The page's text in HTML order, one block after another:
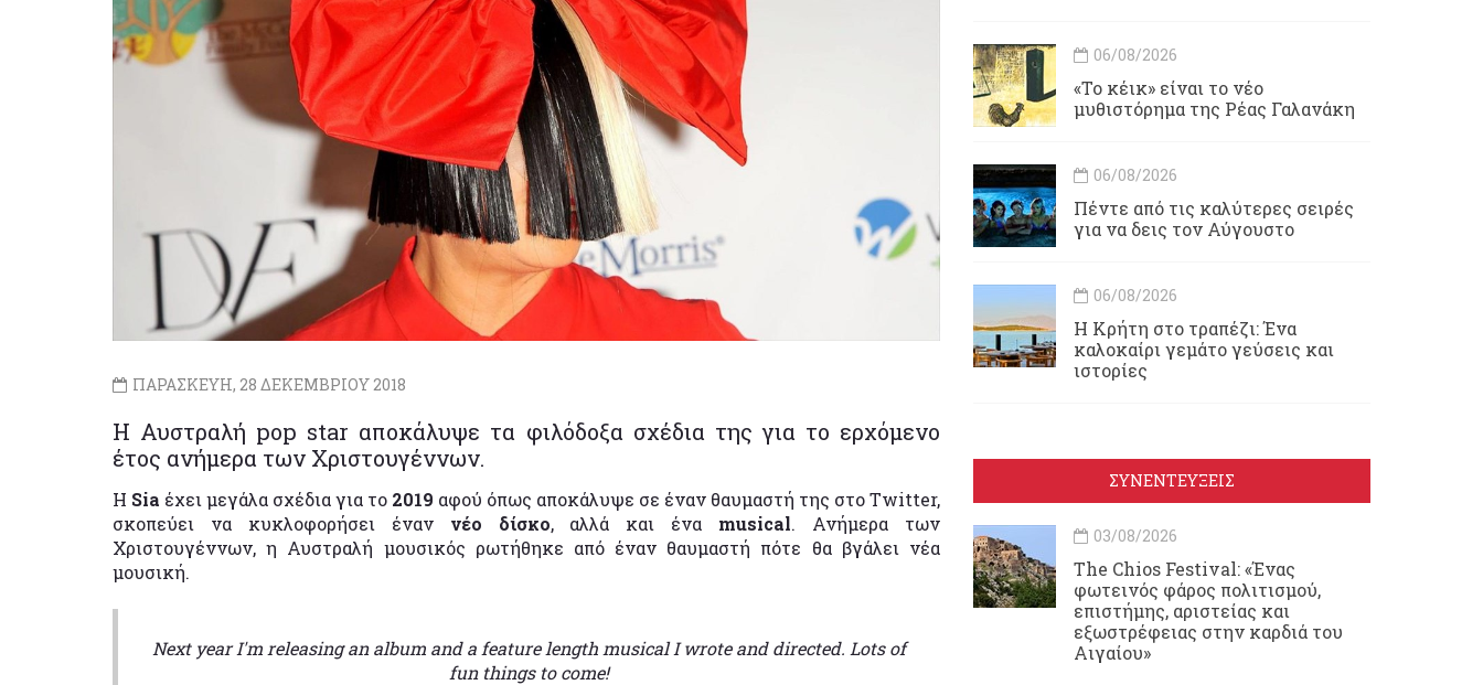
ΠΑΡΑΣΚΕΥΗ, 28 ΔΕΚΕΜΒΡΙΟΥ 2018
Η Αυστραλή pop star αποκάλυψε τα φιλόδοξα σχέδια της για το ερχόμενο
έτος ανήμερα των Χριστουγέννων.
Η Sia έχει μεγάλα σχέδια για το 2019 αφού όπως αποκάλυψε σε έναν θαυμαστή της στο Twitter,
σκοπεύει να κυκλοφορήσει έναν νέο δίσκο, αλλά και ένα musical. Ανήμερα των
Χριστουγέννων, η Αυστραλή μουσικός ρωτήθηκε από έναν θαυμαστή πότε θα βγάλει νέα
μουσική.
Next year I'm releasing an album and a feature length musical I wrote and directed. Lots of
fun things to come!
06/08/2026
«Το κέικ» είναι το νέο
μυθιστόρημα της Ρέας Γαλανάκη
06/08/2026
Πέντε από τις καλύτερες σειρές
για να δεις τον Αύγουστο
06/08/2026
Η Κρήτη στο τραπέζι: Ένα
καλοκαίρι γεμάτο γεύσεις και
ιστορίες
ΣΥΝΕΝΤΕΥΞΕΙΣ
03/08/2026
Τhe Chios Festival: «Ένας
φωτεινός φάρος πολιτισμού,
επιστήμης, αριστείας και
εξωστρέφειας στην καρδιά του
Αιγαίου»